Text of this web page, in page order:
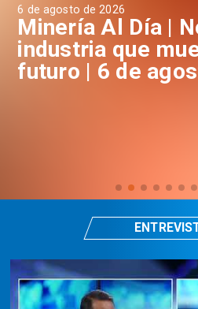
6 de agosto de 2026
Minería Al Día |
industria que
futuro | 6 de